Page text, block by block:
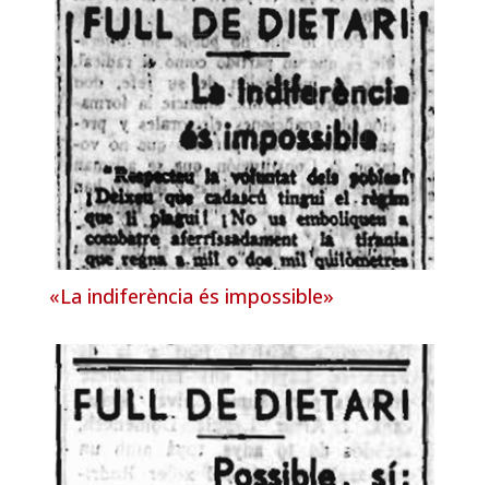
«La indiferència és impossible»